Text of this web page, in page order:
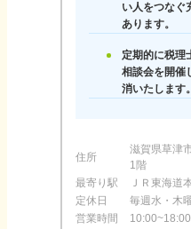
い人をつなぐ
あります。
定期的に税理
相談会を開催
消いたします。
住所
滋賀県草津
1階
最寄り駅
ＪＲ東海道
定休日
毎週水・木
営業時間
10:00~18:00